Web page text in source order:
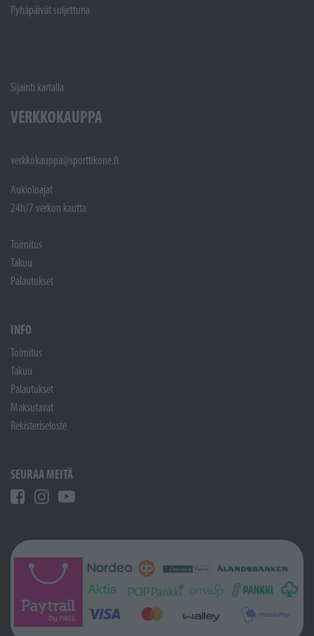
Pyhäpäivät suljettuna
Sijainti kartalla
VERKKOKAUPPA
verkkokauppa@sporttikone.fi
Aukioloajat
24h/7 verkon kautta
Toimitus
Takuu
Palautukset
INFO
Toimitus
Takuu
Palautukset
Maksutavat
Rekisteriseloste
SEURAA MEITÄ